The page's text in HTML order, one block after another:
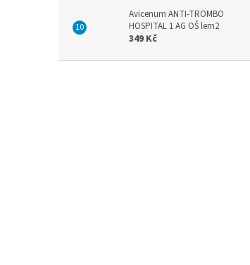
Avicenum ANTI-TROMBO
HOSPITAL 1 AG OŠ lem2
349 Kč